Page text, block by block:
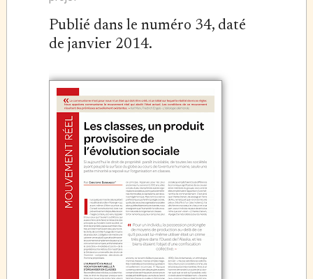
Publié dans le numéro 34, daté
de janvier 2014.